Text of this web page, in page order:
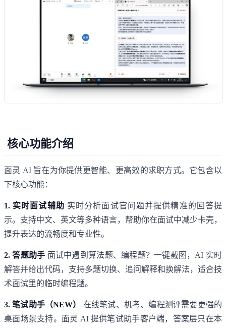
核心功能介绍
面灵 AI 旨在为你提供更智能、更高效的求职方式。它包含以
下核心功能：
1. 实时面试辅助 实时分析面试官问题并提供精准的回答提
示。支持中文、英文等多种语言，帮助你在面试中减少卡壳，
提升表达的流畅度和专业性。
2. 答题助手 面试中遇到算法题、编程题？一键截图，AI 实时
解答并给出代码，支持多题切换、追问解释和换解法，适合技
术面试里的临时编程题。
3. 笔试助手（NEW）
在线笔试、机考、编程测评需要更强的
桌面场景支持。面灵 AI 提供笔试助手客户端，答案层只在本